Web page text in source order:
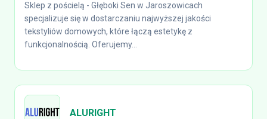
Sklep z pościelą - Głęboki Sen w Jaroszowicach
specjalizuje się w dostarczaniu najwyższej jakości
tekstyliów domowych, które łączą estetykę z
funkcjonalnością. Oferujemy...
ALURIGHT